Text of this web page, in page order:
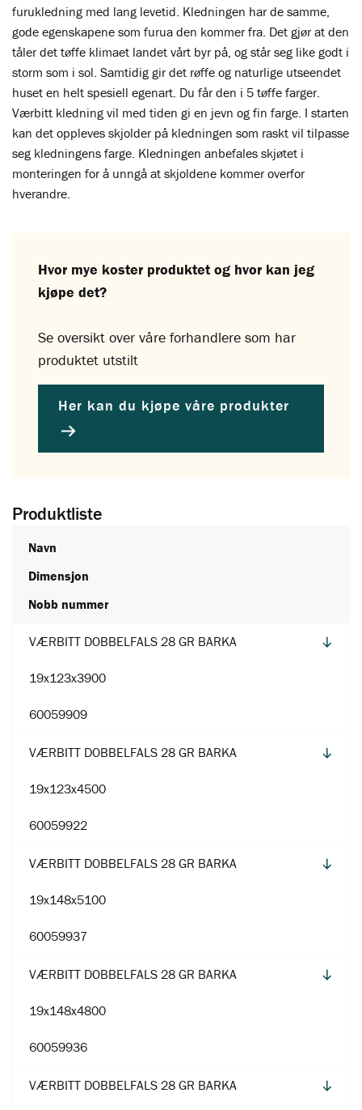
furukledning med lang levetid. Kledningen har de samme,
gode egenskapene som furua den kommer fra. Det gjør at den
tåler det tøffe klimaet landet vårt byr på, og står seg like godt i
storm som i sol. Samtidig gir det røffe og naturlige utseendet
huset en helt spesiell egenart. Du får den i 5 tøffe farger.
Værbitt kledning vil med tiden gi en jevn og fin farge. I starten
kan det oppleves skjolder på kledningen som raskt vil tilpasse
seg kledningens farge. Kledningen anbefales skjøtet i
monteringen for å unngå at skjoldene kommer overfor
hverandre.
Hvor mye koster produktet og hvor kan jeg
kjøpe det?
Se oversikt over våre forhandlere som har
produktet utstilt
Her kan du kjøpe våre produkter
Produktliste
Navn
Dimensjon
Nobb nummer
VÆRBITT DOBBELFALS 28 GR BARKA
19x123x3900
60059909
VÆRBITT DOBBELFALS 28 GR BARKA
19x123x4500
60059922
VÆRBITT DOBBELFALS 28 GR BARKA
19x148x5100
60059937
VÆRBITT DOBBELFALS 28 GR BARKA
19x148x4800
60059936
VÆRBITT DOBBELFALS 28 GR BARKA